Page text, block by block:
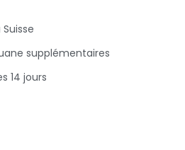
supplémentaires
14 jours